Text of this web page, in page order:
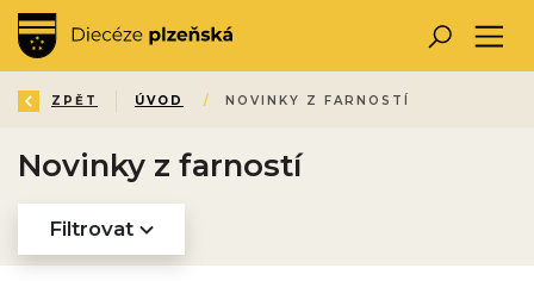
ZPĚT ÚVOD / NOVINKY Z FARNOSTÍ
Novinky z farností
Filtrovat